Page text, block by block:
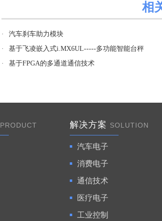
相
· 汽车刹车助力模块
·
基于飞凌嵌入式i.MX6UL-----多功能智能台秤
·
基于FPGA的多通道通信技术
PRODUCT 解决方案 SOLUTION
汽车电子
消费电子
通信技术
医疗电子
工业控制